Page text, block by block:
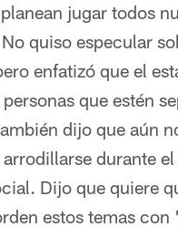
jugar todos
quiso especular
enfatizó que el
que estén
dijo que aún
durante
Dijo que quiere
estos temas